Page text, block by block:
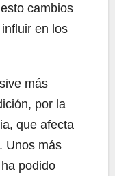
cambios
en los
más
por la
que afecta
Unos más
podido